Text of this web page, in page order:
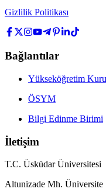
Gizlilik Politikası
Bağlantılar
Yükseköğretim
ÖSYM
Bilgi Edinme Birimi
İletişim
T.C. Üsküdar Üniversitesi
Altunizade Mh. Üniversite